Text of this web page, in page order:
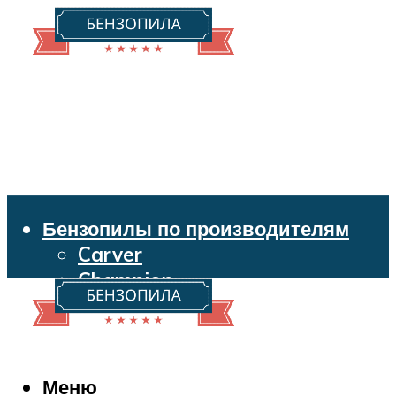
Бензопилы по производителям
Carver
Champion
Echo
Husqvarna
Makita
Меню